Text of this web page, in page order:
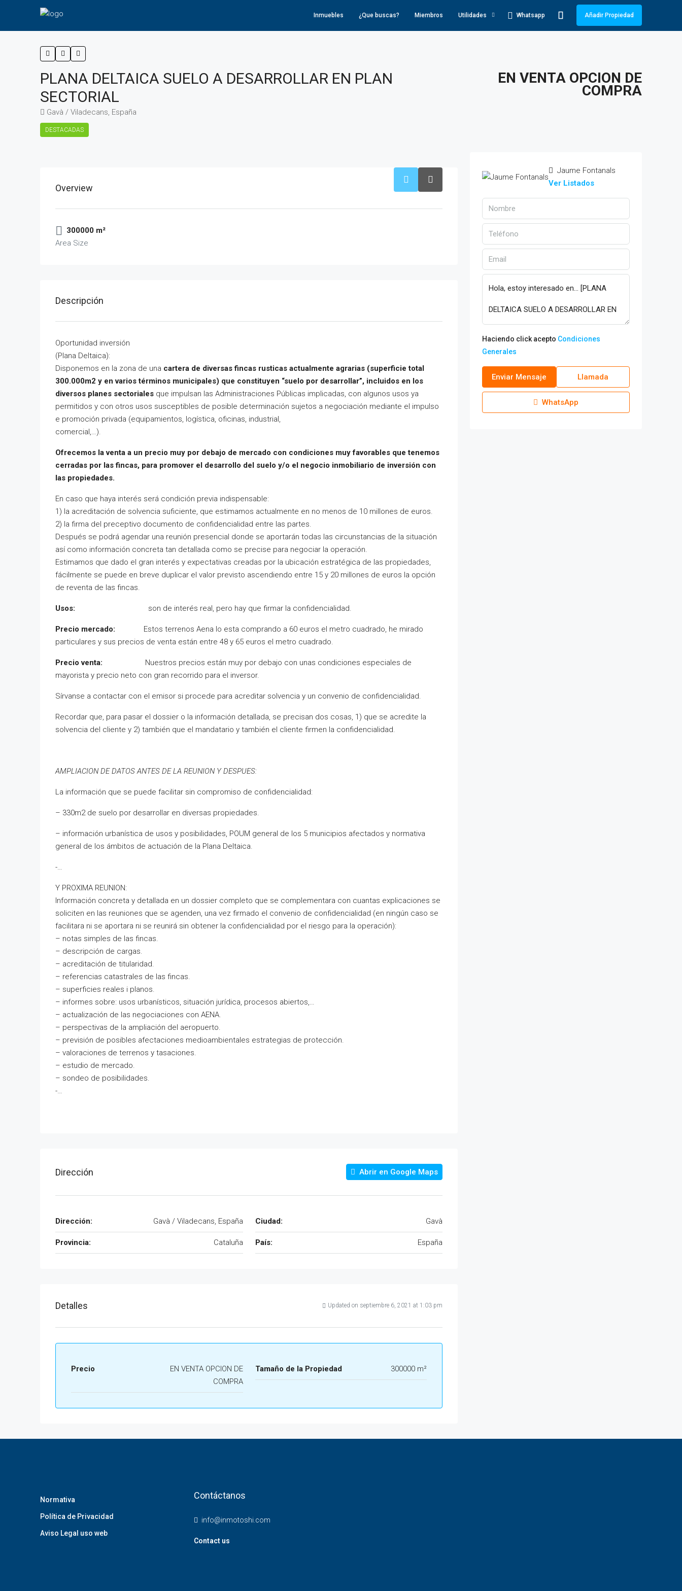
Inmuebles ¿Que buscas? Miembros Utilidades Whatsapp Añadir Propiedad
PLANA DELTAICA SUELO A DESARROLLAR EN PLAN
SECTORIAL
Gavà / Viladecans, España
DESTACADAS
EN VENTA OPCION DE
COMPRA
Overview
300000 m²
Area Size
Descripción
Oportunidad inversión
(Plana Deltaica):
Disponemos en la zona de una cartera de diversas fincas rusticas actualmente agrarias (superficie total
300.000m2 y en varios términos municipales) que constituyen “suelo por desarrollar”, incluidos en los
diversos planes sectoriales que impulsan las Administraciones Públicas implicadas, con algunos usos ya
permitidos y con otros usos susceptibles de posible determinación sujetos a negociación mediante el impulso
e promoción privada (equipamientos, logística, oficinas, industrial,
comercial,…).
Ofrecemos la venta a un precio muy por debajo de mercado con condiciones muy favorables que tenemos
cerradas por las fincas, para promover el desarrollo del suelo y/o el negocio inmobiliario de inversión con
las propiedades.
En caso que haya interés será condición previa indispensable:
1) la acreditación de solvencia suficiente, que estimamos actualmente en no menos de 10 millones de euros.
2) la firma del preceptivo documento de confidencialidad entre las partes.
Después se podrá agendar una reunión presencial donde se aportarán todas las circunstancias de la situación
así como información concreta tan detallada como se precise para negociar la operación.
Estimamos que dado el gran interés y expectativas creadas por la ubicación estratégica de las propiedades,
fácilmente se puede en breve duplicar el valor previsto ascendiendo entre 15 y 20 millones de euros la opción
de reventa de las fincas.
Usos: son de interés real, pero hay que firmar la confidencialidad.
Precio mercado: Estos terrenos Aena lo esta comprando a 60 euros el metro cuadrado, he mirado
particulares y sus precios de venta están entre 48 y 65 euros el metro cuadrado.
Precio venta: Nuestros precios están muy por debajo con unas condiciones especiales de
mayorista y precio neto con gran recorrido para el inversor.
Sírvanse a contactar con el emisor si procede para acreditar solvencia y un convenio de confidencialidad.
Recordar que, para pasar el dossier o la información detallada, se precisan dos cosas, 1) que se acredite la
solvencia del cliente y 2) también que el mandatario y también el cliente firmen la confidencialidad.
AMPLIACION DE DATOS ANTES DE LA REUNION Y DESPUES:
La información que se puede facilitar sin compromiso de confidencialidad:
– 330m2 de suelo por desarrollar en diversas propiedades.
– información urbanística de usos y posibilidades, POUM general de los 5 municipios afectados y normativa
general de los ámbitos de actuación de la Plana Deltaica.
-…
Y PROXIMA REUNION:
Información concreta y detallada en un dossier completo que se complementara con cuantas explicaciones se
soliciten en las reuniones que se agenden, una vez firmado el convenio de confidencialidad (en ningún caso se
facilitara ni se aportara ni se reunirá sin obtener la confidencialidad por el riesgo para la operación):
– notas simples de las fincas.
– descripción de cargas.
– acreditación de titularidad.
– referencias catastrales de las fincas.
– superficies reales i planos.
– informes sobre: usos urbanísticos, situación jurídica, procesos abiertos,…
– actualización de las negociaciones con AENA.
– perspectivas de la ampliación del aeropuerto.
– previsión de posibles afectaciones medioambientales estrategias de protección.
– valoraciones de terrenos y tasaciones.
– estudio de mercado.
– sondeo de posibilidades.
-…
Dirección Abrir en Google Maps
Dirección: Gavà / Viladecans, España Ciudad: Gavà
Provincia: Cataluña País: España
Detalles Updated on septiembre 6, 2021 at 1:03 pm
Precio
EN VENTA OPCION DE
COMPRA
Tamaño de la Propiedad 300000 m²
Jaume Fontanals
Ver Listados
Haciendo click acepto Condiciones
Generales
Enviar Mensaje Llamada
WhatsApp
Normativa
Política de Privacidad
Aviso Legal uso web
Contáctanos
info@inmotoshi.com
Contact us